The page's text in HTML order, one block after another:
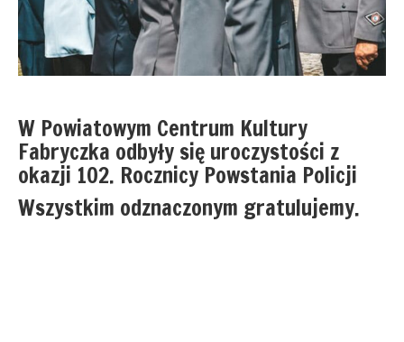
W Powiatowym Centrum Kultury
Fabryczka odbyły się uroczystości z
okazji 102. Rocznicy Powstania Policji
Wszystkim odznaczonym gratulujemy.